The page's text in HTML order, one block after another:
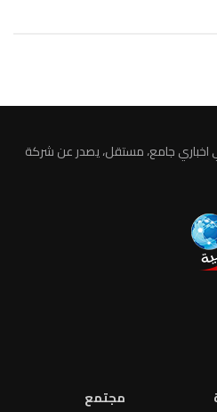
اخباري جامع، مستقل، يصدر عن شركة
مجتمع